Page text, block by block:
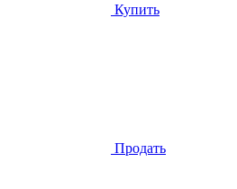
Купить
Продать